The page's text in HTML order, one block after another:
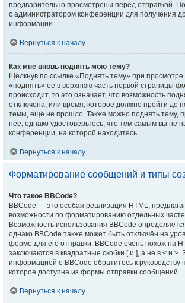
предварительно просмотрены перед отправкой.
с администратором конференции для получения
информации.
Вернуться к началу
Как мне вновь поднять мою тему?
Щёлкнув по ссылке «Поднять тему» при
«поднять» её в верхнюю часть первой страницы
происходит, то это означает, что возможность
отключена, или время, которое должно пройти до
темы, ещё не прошло. Также можно поднять тему,
неё, однако удостоверьтесь, что тем самым вы не
конференции, на которой находитесь.
Вернуться к началу
Форматирование сообщений и типы
Что такое BBCode?
BBCode — это особая реализация HTML,
возможности по форматированию отдельных
Возможность использования BBCode
однако BBCode также может быть отключён на
форме для его отправки. BBCode очень похож на
заключаются в квадратные скобки [ и ], а не в < и >.
информацией о BBCode обратитесь к руководству
которое доступна из формы отправки сообщений.
Вернуться к началу